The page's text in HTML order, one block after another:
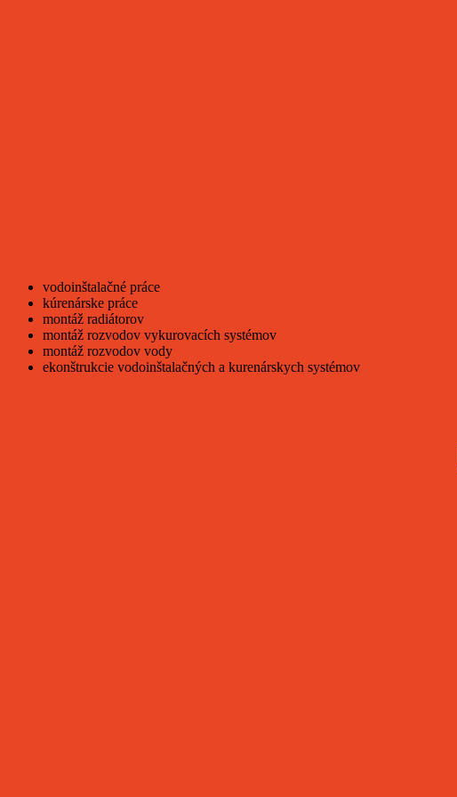
vodoinštalačné práce
kúrenárske práce
montáž radiátorov
montáž rozvodov vykurovacích systémov
montáž rozvodov vody
ekonštrukcie vodoinštalačných a kurenárskych systémov